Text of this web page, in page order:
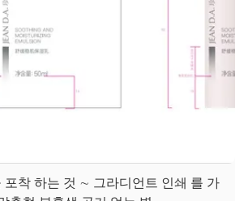
포착 하는 것 ∼ 그라디언트 인쇄 를 가